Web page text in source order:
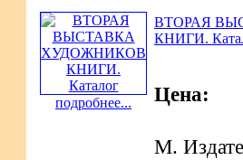
подробнее...
ВТОРАЯ
КНИГИ.
Цена:
М.